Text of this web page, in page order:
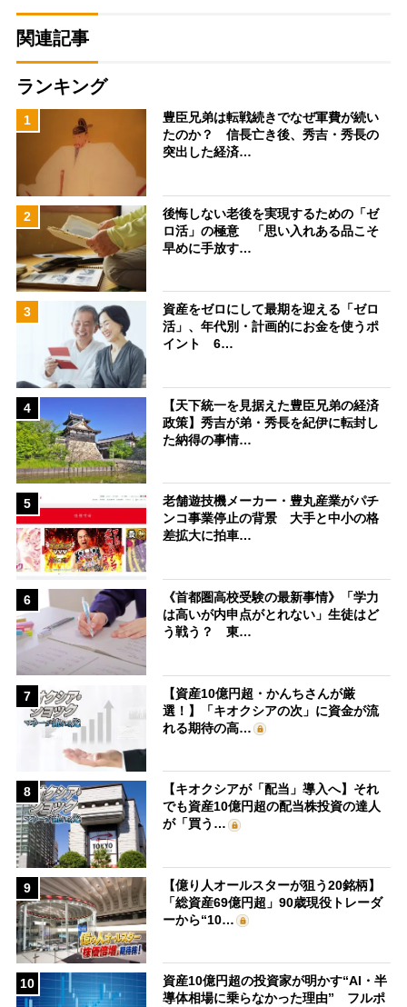
関連記事
ランキング
1
豊臣兄弟は転戦続きでなぜ軍費が続い
たのか？ 信長亡き後、秀吉・秀長の
突出した経済…
2
後悔しない老後を実現するための「ゼ
ロ活」の極意 「思い入れある品こそ
早めに手放す…
3
資産をゼロにして最期を迎える「ゼロ
活」、年代別・計画的にお金を使うポ
イント 6…
4
【天下統一を見据えた豊臣兄弟の経済
政策】秀吉が弟・秀長を紀伊に転封し
た納得の事情…
5
老舗遊技機メーカー・豊丸産業がパチ
ンコ事業停止の背景 大手と中小の格
差拡大に拍車…
6
《首都圏高校受験の最新事情》「学力
は高いが内申点がとれない」生徒はど
う戦う？ 東…
7
【資産10億円超・かんちさんが厳
選！】「キオクシアの次」に資金が流
れる期待の高…
8
【キオクシアが「配当」導入へ】それ
でも資産10億円超の配当株投資の達人
が「買う…
9
【億り人オールスターが狙う20銘柄】
「総資産69億円超」90歳現役トレーダ
ーから“10…
10
資産10億円超の投資家が明かす“AI・半
導体相場に乗らなかった理由” フルポ